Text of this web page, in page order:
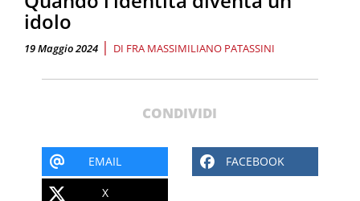
idolo
19 Maggio 2024 | DI FRA MASSIMILIANO PATASSINI
CONDIVIDI
EMAIL FACEBOOK
X